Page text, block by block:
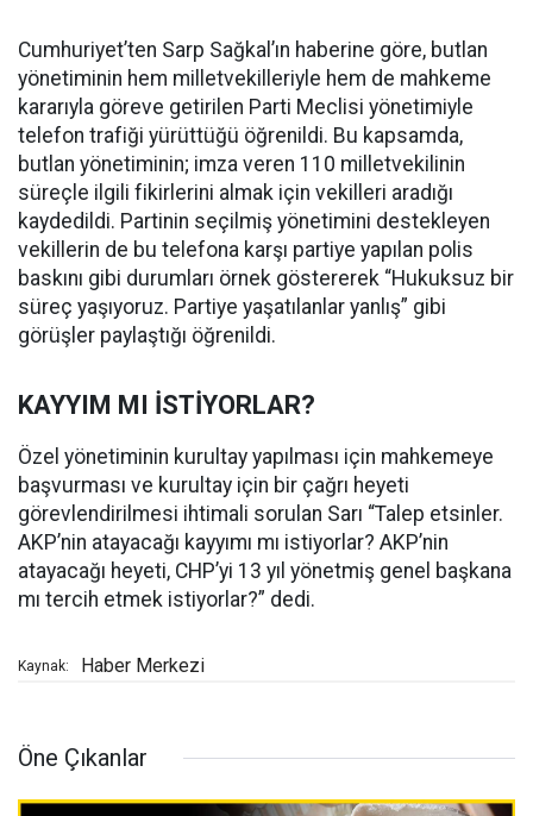
Cumhuriyet’ten Sarp Sağkal’ın haberine göre, butlan
yönetiminin hem milletvekilleriyle hem de mahkeme
kararıyla göreve getirilen Parti Meclisi yönetimiyle
telefon trafiği yürüttüğü öğrenildi. Bu kapsamda,
butlan yönetiminin; imza veren 110 milletvekilinin
süreçle ilgili fikirlerini almak için vekilleri aradığı
kaydedildi. Partinin seçilmiş yönetimini destekleyen
vekillerin de bu telefona karşı partiye yapılan polis
baskını gibi durumları örnek göstererek “Hukuksuz bir
süreç yaşıyoruz. Partiye yaşatılanlar yanlış” gibi
görüşler paylaştığı öğrenildi.
KAYYIM MI İSTİYORLAR?
Özel yönetiminin kurultay yapılması için mahkemeye
başvurması ve kurultay için bir çağrı heyeti
görevlendirilmesi ihtimali sorulan Sarı “Talep etsinler.
AKP’nin atayacağı kayyımı mı istiyorlar? AKP’nin
atayacağı heyeti, CHP’yi 13 yıl yönetmiş genel başkana
mı tercih etmek istiyorlar?” dedi.
Kaynak: Haber Merkezi
Öne Çıkanlar